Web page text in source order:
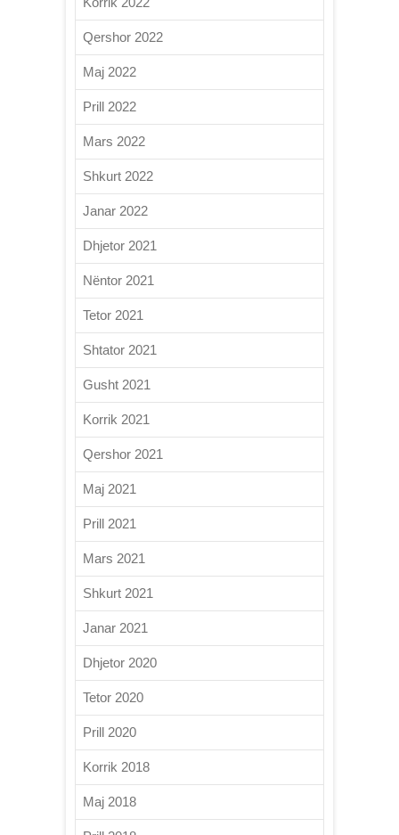
Qershor 2022
Maj 2022
Prill 2022
Mars 2022
Shkurt 2022
Janar 2022
Dhjetor 2021
Nëntor 2021
Tetor 2021
Shtator 2021
Gusht 2021
Korrik 2021
Qershor 2021
Maj 2021
Prill 2021
Mars 2021
Shkurt 2021
Janar 2021
Dhjetor 2020
Tetor 2020
Prill 2020
Korrik 2018
Maj 2018